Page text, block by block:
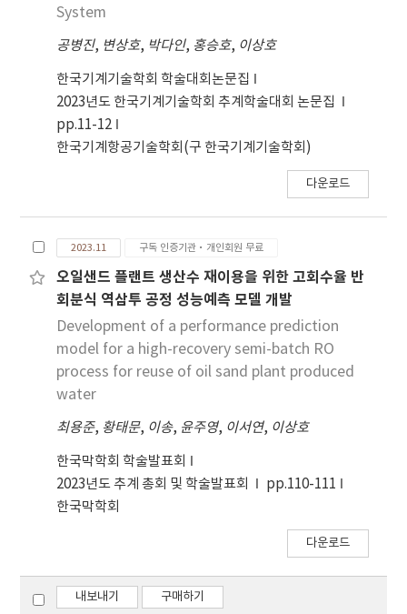
System
공병진, 변상호, 박다인, 홍승호, 이상호
한국기계기술학회 학술대회논문집
2023년도 한국기계기술학회 추계학술대회 논문집
pp.11-12
한국기계항공기술학회(구 한국기계기술학회)
다운로드
2023.11 구독 인증기관·개인회원 무료
오일샌드 플랜트 생산수 재이용을 위한 고회수율 반
회분식 역삼투 공정 성능예측 모델 개발
Development of a performance prediction
model for a high-recovery semi-batch RO
process for reuse of oil sand plant produced
water
최용준, 황태문, 이송, 윤주영, 이서연, 이상호
한국막학회 학술발표회
2023년도 추계 총회 및 학술발표회
pp.110-111
한국막학회
다운로드
내보내기 구매하기